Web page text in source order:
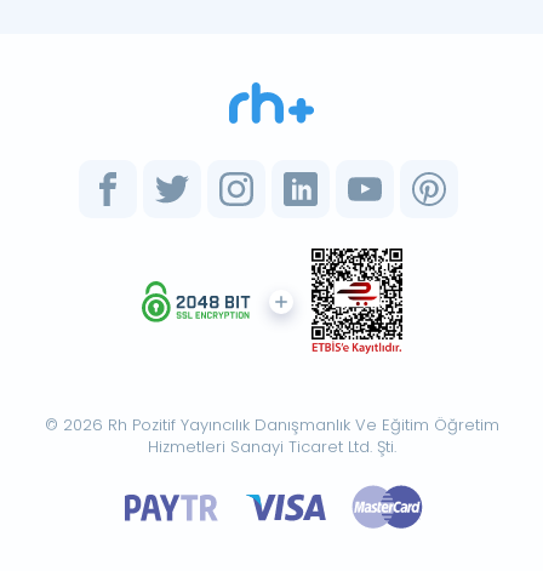
© 2026 Rh Pozitif Yayıncılık Danışmanlık Ve Eğitim Öğretim
Hizmetleri Sanayi Ticaret Ltd. Şti.